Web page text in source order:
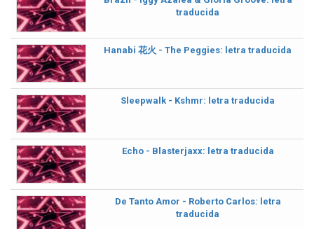
traducida
Hanabi 花火 - The Peggies: letra traducida
Sleepwalk - Kshmr: letra traducida
Echo - Blasterjaxx: letra traducida
De Tanto Amor - Roberto Carlos: letra
traducida